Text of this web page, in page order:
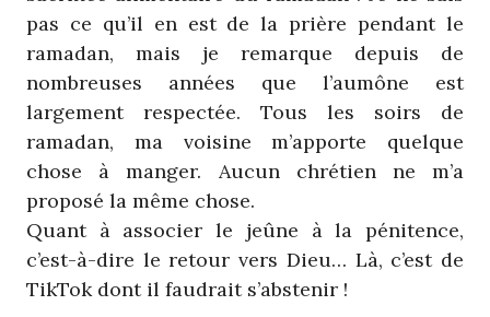
pas ce qu’il en est de la prière pendant le
ramadan, mais je remarque depuis de
nombreuses années que l’aumône est
largement respectée. Tous les soirs de
ramadan, ma voisine m’apporte quelque
chose à manger. Aucun chrétien ne m’a
proposé la même chose.
Quant à associer le jeûne à la pénitence,
c’est-à-dire le retour vers Dieu… Là, c’est de
TikTok dont il faudrait s’abstenir !